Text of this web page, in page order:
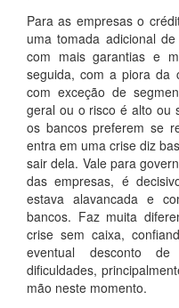
Para as empresas o
uma tomada adicional
com mais garantias e
seguida, com a piora da
com exceção de
geral ou o risco é alto ou
os bancos preferem se
entra em uma crise diz
sair dela. Vale para
das empresas, é
estava alavancada e
bancos. Faz muita
crise sem caixa,
eventual desconto
dificuldades,
mão neste momento.